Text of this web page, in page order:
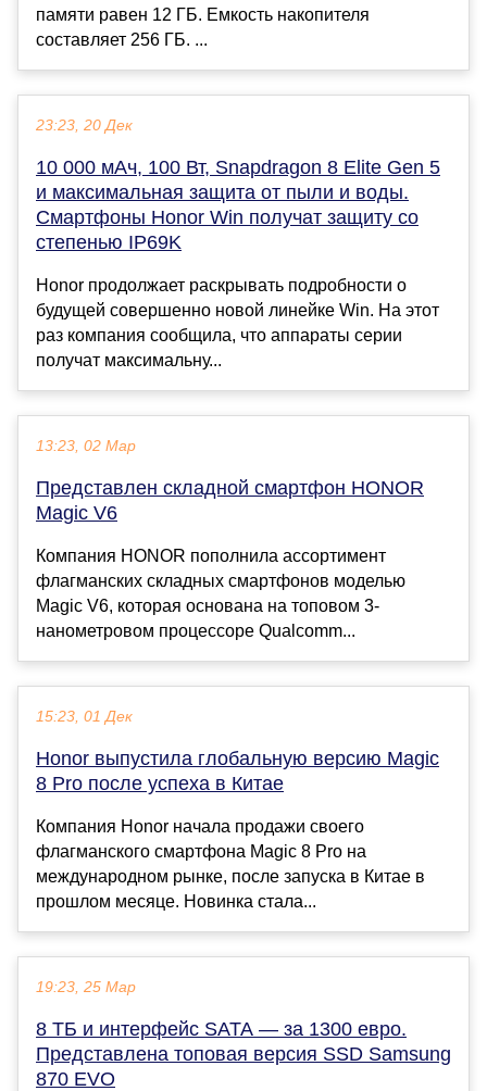
памяти равен 12 ГБ. Емкость накопителя
составляет 256 ГБ. ...
23:23, 20 Дек
10 000 мАч, 100 Вт, Snapdragon 8 Elite Gen 5
и максимальная защита от пыли и воды.
Смартфоны Honor Win получат защиту со
степенью IP69K
Honor продолжает раскрывать подробности о
будущей совершенно новой линейке Win. На этот
раз компания сообщила, что аппараты серии
получат максимальну...
13:23, 02 Мар
Представлен складной смартфон HONOR
Magic V6
Компания HONOR пополнила ассортимент
флагманских складных смартфонов моделью
Magic V6, которая основана на топовом 3-
нанометровом процессоре Qualcomm...
15:23, 01 Дек
Honor выпустила глобальную версию Magic
8 Pro после успеха в Китае
Компания Honor начала продажи своего
флагманского смартфона Magic 8 Pro на
международном рынке, после запуска в Китае в
прошлом месяце. Новинка стала...
19:23, 25 Мар
8 ТБ и интерфейс SATA — за 1300 евро.
Представлена топовая версия SSD Samsung
870 EVO